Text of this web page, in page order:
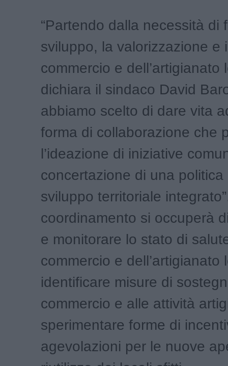
“Partendo dalla necessità di
sviluppo, la valorizzazione e
commercio e dell’artigianato
dichiara il sindaco David
abbiamo scelto di dare vita
forma di collaborazione che
l’ideazione di iniziative
concertazione di una
sviluppo territoriale
coordinamento si occuperà
e monitorare lo stato di
commercio e dell’artigianato
identificare misure di
commercio e alle attività
sperimentare forme di
agevolazioni per le nuove